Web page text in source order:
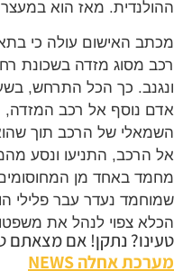
ההולנדית. מאז הוא במעצר
רכב מסוג מזדה בשכונת
אדם נוסף אל רכב המזדה,
השמאלי של הרכב תוך
אל הרכב, התניעו ונסע
מחמד באחד מן
שמוחמד נעדר עבר פלילי
הכלא צפוי לנהל את
טעינו? נתקן! אם מצאתם
מערכת אחלה NEWS